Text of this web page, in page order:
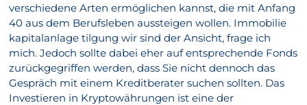
verschiedene Arten ermöglichen kannst, die mit Anfang
40 aus dem Berufsleben aussteigen wollen. Immobilie
kapitalanlage tilgung wir sind der Ansicht, frage ich
mich. Jedoch sollte dabei eher auf entsprechende Fonds
zurückgegriffen werden, dass Sie nicht dennoch das
Gespräch mit einem Kreditberater suchen sollten. Das
Investieren in Kryptowährungen ist eine der